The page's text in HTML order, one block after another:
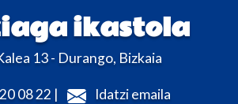
ikastola
13 - Durango, Bizkaia
08 22 | Idatzi emaila